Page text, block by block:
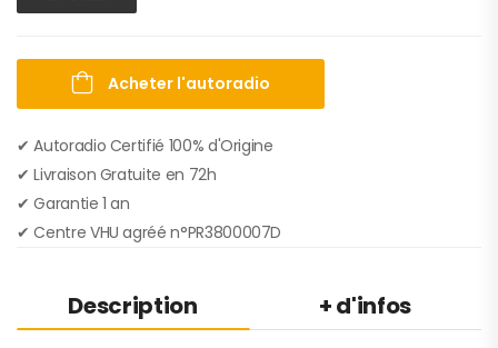
Acheter l'autoradio
✔ Autoradio Certifié 100% d'Origine
✔︎ Livraison Gratuite en 72h
✔︎ Garantie 1 an
✔︎ Centre VHU agréé n°PR3800007D
Description + d'infos